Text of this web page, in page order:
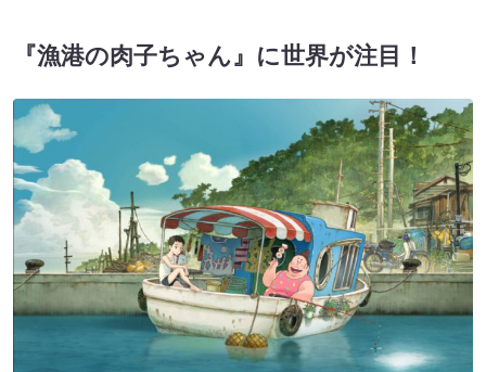
『漁港の肉子ちゃん』に世界が注目！